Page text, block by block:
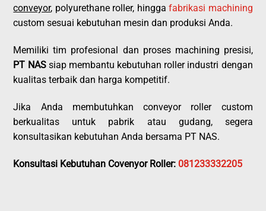
conveyor, polyurethane roller, hinggafabrikasi machining
custom sesuai kebutuhan mesin dan produksi Anda.
Memiliki tim profesional dan proses machining presisi,
PT NASsiap membantu kebutuhan roller industri dengan
kualitas terbaik dan harga kompetitif.
Jika Anda membutuhkan conveyor roller custom
berkualitas untuk pabrik atau gudang, segera
konsultasikan kebutuhan Anda bersama PT NAS.
Konsultasi Kebutuhan Covenyor Roller: 081233332205